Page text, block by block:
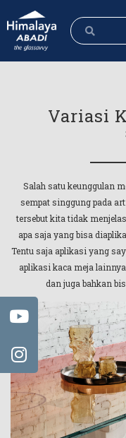
Variasi
Salah satu keunggulan
sempat singgung pada
tersebut kita tidak
apa saja yang bisa
Tentu saja aplikasi yang
aplikasi kaca meja
dan juga bahkan